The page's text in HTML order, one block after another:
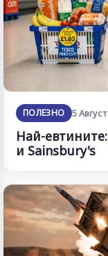
ПОЛЕЗНО 5
Най-
и Sainsbury's